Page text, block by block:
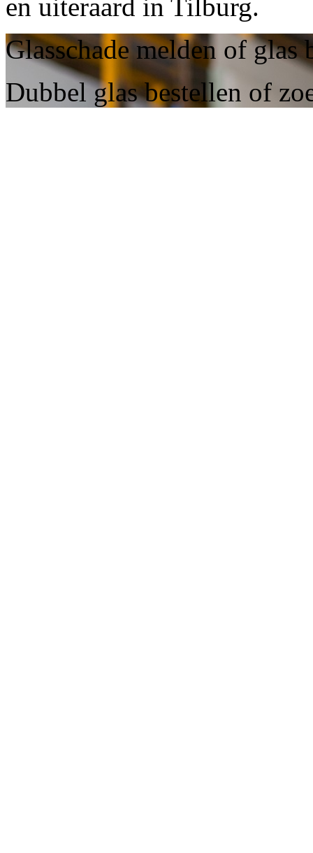
en uiteraard in Tilburg.
Glasschade melden of
Dubbel glas bestellen of